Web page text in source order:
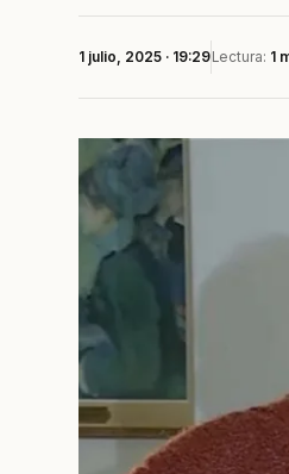
1 julio, 2025 · 19:29Lectura: 1